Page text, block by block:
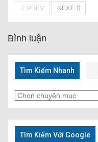
PREV NEXT
Bình luận
Tìm Kiếm Nhanh
Tìm
Kiếm
Nhanh
Tìm Kiếm Với Google